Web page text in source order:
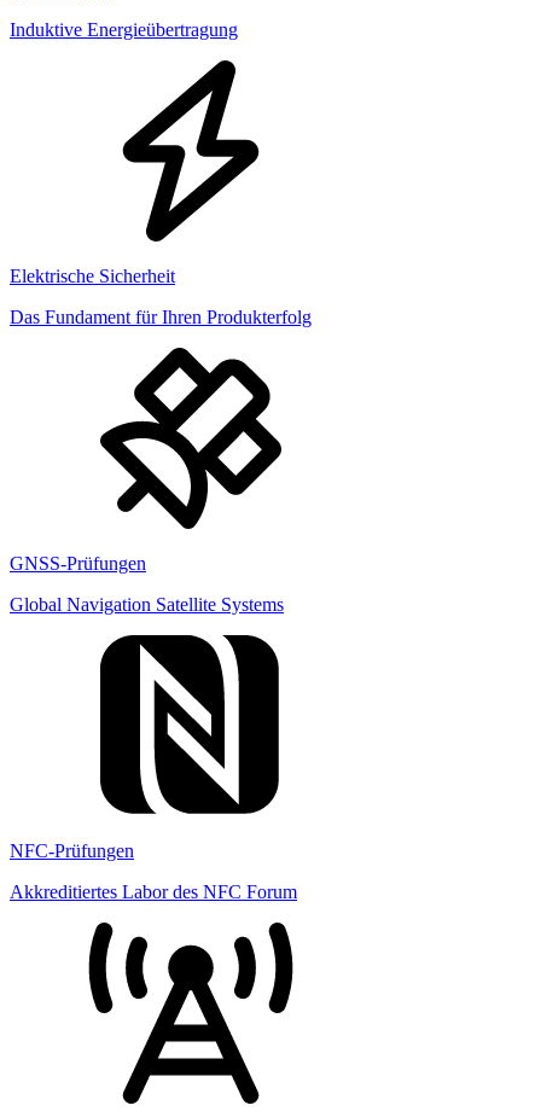
Induktive Energieübertragung
Elektrische Sicherheit
Das Fundament für Ihren Produkterfolg
GNSS-Prüfungen
Global Navigation Satellite Systems
NFC-Prüfungen
Akkreditiertes Labor des NFC Forum